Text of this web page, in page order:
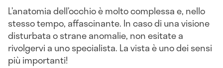
L’anatomia dell’occhio è molto complessa e, nello
stesso tempo, affascinante. In caso di una visione
disturbata o strane anomalie, non esitate a
rivolgervi a uno specialista. La vista è uno dei sensi
più importanti!